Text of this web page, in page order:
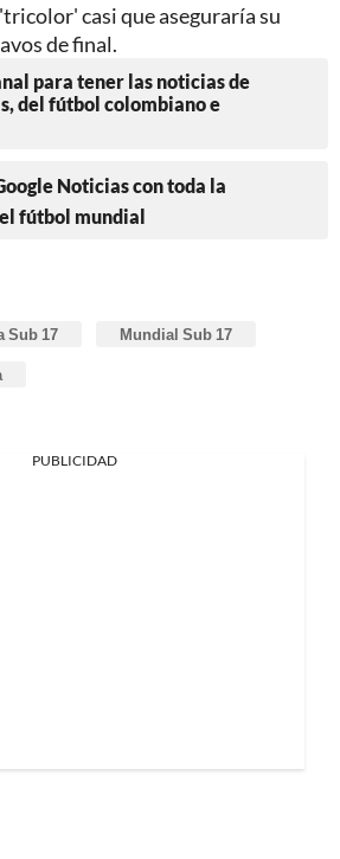
casi que aseguraría su
de final.
para tener las noticias de
del fútbol colombiano e
Noticias con toda la
fútbol mundial
Sub 17 Mundial Sub 17
PUBLICIDAD